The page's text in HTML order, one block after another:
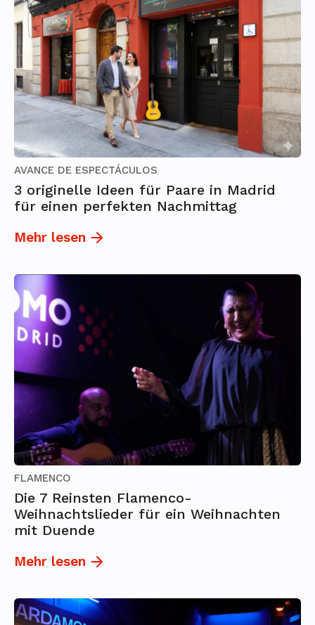
AVANCE DE ESPECTÁCULOS
3 originelle Ideen für Paare in Madrid
für einen perfekten Nachmittag
Mehr lesen
FLAMENCO
Die 7 Reinsten Flamenco-
Weihnachtslieder für ein Weihnachten
mit Duende
Mehr lesen